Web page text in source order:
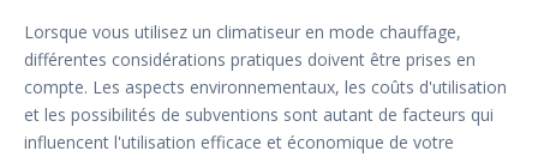
Lorsque vous utilisez un climatiseur en mode chauffage,
différentes considérations pratiques doivent être prises en
compte. Les aspects environnementaux, les coûts d'utilisation
et les possibilités de subventions sont autant de facteurs qui
influencent l'utilisation efficace et économique de votre